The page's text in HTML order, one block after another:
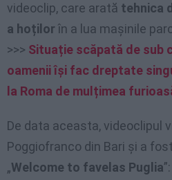
videoclip, care arată tehnica
a hoților în a lua mașinile
>>> Situație scăpată de sub
oamenii își fac dreptate
la Roma de mulțimea
De data aceasta, videoclipul
Poggiofranco din Bari și a
„Welcome to favelas Puglia